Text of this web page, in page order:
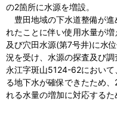
の2箇所に水源を増設。
豊田地域の下水道整備が進
れたことに伴い使用水量が
及び穴田水源(第7号井)に水
況を受け、水源の探査及び
永江字斑山5124-62におい
る地下水が確保できたため
れる水量の増加に対応するた